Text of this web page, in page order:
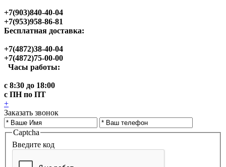
+7(903)840-40-04
+7(953)958-86-81
Бесплатная доставка:
+7(4872)38-40-04
+7(4872)75-00-00
Часы работы:
с 8:30 до 18:00
с ПН по ПТ
+
Заказать звонок
Captcha
Введите код